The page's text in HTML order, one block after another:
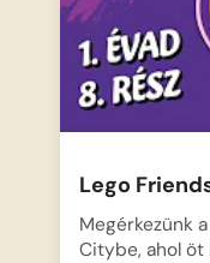
Lego
Megérkezünk
Citybe, ahol öt